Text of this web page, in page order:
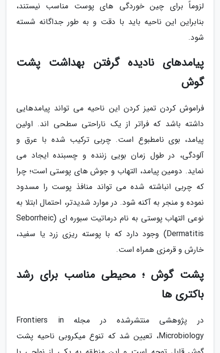
لزوماً برای چین خوردگی های پوست مناسب نیستند،
بنابراین این ناحیه باید با دقت و به طور جداگانه شسته
شود.
پیامدهای نادیده گرفتن بهداشت پشت
گوش
فراموش کردن تمیز کردن این ناحیه می تواند پیامدهایی
داشته باشد که فراتر از یک ناراحتی سطحی اند. اولین
پیامد، بوی نامطبوع است. چربی ترکیب شده با عرق و
آلودگی، در طول زمان بویی زننده و چسبنده ایجاد می
نماید. دومین پیامد، التهاب و جوش های پوستی است؛ چرا
که چربی انباشته شده می تواند منافذ پوست را مسدود
نموده و منجر به آکنه شود. در موارد شدیدتر، احتمال ابتلا به
نوعی التهاب پوستی به نام درماتیت سبوره ای (Seborrheic
Dermatitis) وجود دارد که با پوسته ریزی زرد یا سفید،
خارش و قرمزی همراه است.
پشت گوش ؛ محیطی مناسب برای رشد
باکتری ها
در پژوهشی منتشرشده در مجله Frontiers in
Microbiology، تعیین شد که تنوع میکروبی ناحیه پشت